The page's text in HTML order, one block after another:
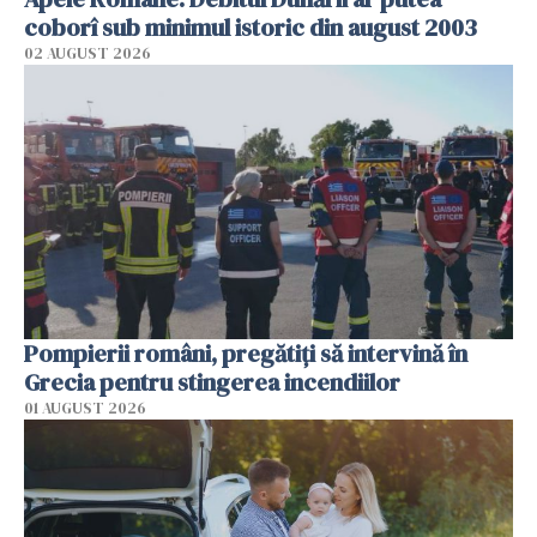
coborî sub minimul istoric din august 2003
02 AUGUST 2026
Pompierii români, pregătiţi să intervină în
Grecia pentru stingerea incendiilor
01 AUGUST 2026